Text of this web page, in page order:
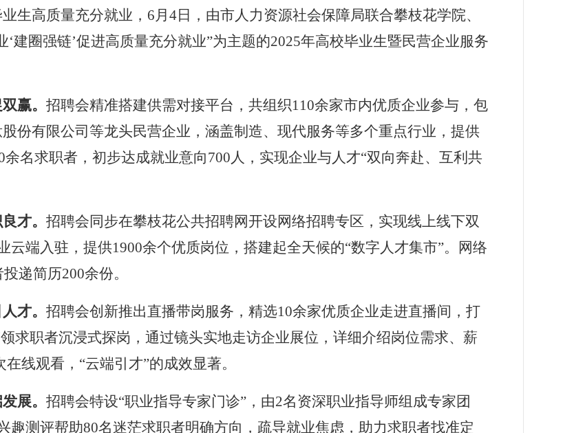
生高质量充分就业 ， 6月4日，由市人力资源社会保障局联合攀枝花学院、
‘建圈强链’促进高质量充分就业”为主题的2025年高校毕业生暨民营企业服务
赢。招聘会精准搭建供需对接平台，共组织110余家市内优质企业参与，包
份有限公司等龙头民营企业，涵盖制造、现代服务等多个重点行业，提供
余名求职者，初步达成就业意向700人，实现企业与人才“双向奔赴、互利共
良才。招聘会同步在攀枝花公共招聘网开设网络招聘专区，实现线上线下双
云端入驻，提供1900余个优质岗位，搭建起全天候的“数字人才集市”。网络
投递简历200余份。
人才。招聘会创新推出直播带岗服务，精选10余家优质企业走进直播间，打
求职者沉浸式探岗，通过镜头实地走访企业展位，详细介绍岗位需求、薪
在线观看， “云端引才”的成效显著。
展。招聘会特设“职业指导专家门诊” ，由2名资深职业指导师组成专家团
趣测评帮助80名迷茫求职者明确方向 ， 疏导就业焦虑，助力求职者找准定